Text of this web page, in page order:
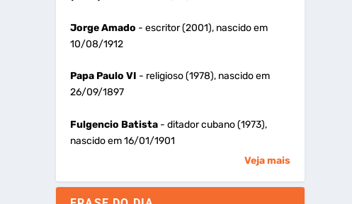
Jorge Amado - escritor (2001), nascido em
10/08/1912
Papa Paulo VI - religioso (1978), nascido em
26/09/1897
Fulgencio Batista- ditador cubano (1973),
nascido em 16/01/1901
Veja mais